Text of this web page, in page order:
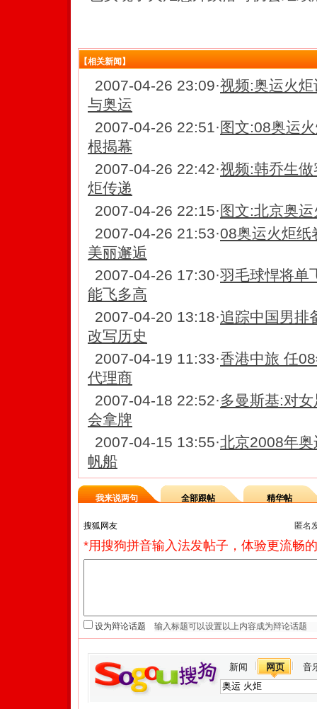
【相关新闻】
2007-04-26 23:09·视频:奥运火
与奥运
2007-04-26 22:51· 图文:08奥运
根揭幕
2007-04-26 22:42·视频:韩乔生
炬传递
2007-04-26 22:15· 图文:北京奥
2007-04-26 21:53·08奥运火炬纸
美丽邂逅
2007-04-26 17:30·羽毛球悍将单
能飞多高
2007-04-20 13:18·追踪中国男排
改写历史
2007-04-19 11:33·香港中旅 任
代理商
2007-04-18 22:52·多曼斯基:对
会拿牌
2007-04-15 13:55·北京2008年
帆船
我来说两句 全部跟帖 精华帖
匿名
*用搜狗拼音输入法发帖子，体验更流畅
设为辩论话题
新闻 网页 音